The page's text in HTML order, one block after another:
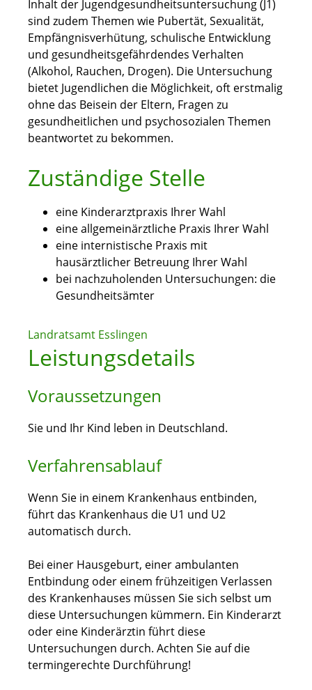
Inhalt der Jugendgesundheitsuntersuchung (J1)
sind zudem Themen wie Pubertät, Sexualität,
Empfängnisverhütung, schulische Entwicklung
und gesundheitsgefährdendes Verhalten
(Alkohol, Rauchen, Drogen). Die Untersuchung
bietet Jugendlichen die Möglichkeit, oft erstmalig
ohne das Beisein der Eltern, Fragen zu
gesundheitlichen und psychosozialen Themen
beantwortet zu bekommen.
Zuständige Stelle
eine Kinderarztpraxis Ihrer Wahl
eine allgemeinärztliche Praxis Ihrer Wahl
eine internistische Praxis mit
hausärztlicher Betreuung Ihrer Wahl
bei nachzuholenden Untersuchungen: die
Gesundheitsämter
Landratsamt Esslingen
Leistungsdetails
Voraussetzungen
Sie und Ihr Kind leben in Deutschland.
Verfahrensablauf
Wenn Sie in einem Krankenhaus entbinden,
führt das Krankenhaus die U1 und U2
automatisch durch.
Bei einer Hausgeburt, einer ambulanten
Entbindung oder einem frühzeitigen Verlassen
des Krankenhauses müssen Sie sich selbst um
diese Untersuchungen kümmern. Ein Kinderarzt
oder eine Kinderärztin führt diese
Untersuchungen durch. Achten Sie auf die
termingerechte Durchführung!